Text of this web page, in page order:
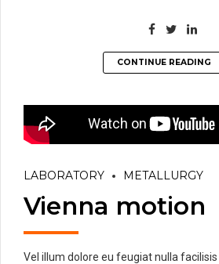
CONTINUE READING
LABORATORY METALLURGY
Vienna motion
Vel illum dolore eu feugiat nulla